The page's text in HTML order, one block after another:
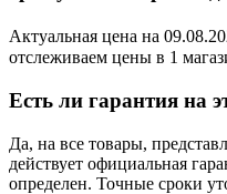
Актуальная цена на
отслеживаем цены в 1
Есть ли гарантия на
Да, на все товары,
действует официальная
определен. Точные сроки